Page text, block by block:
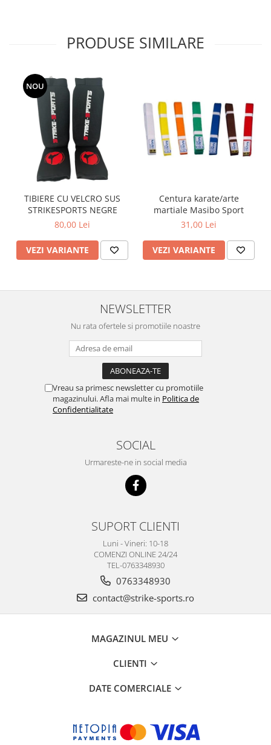
PRODUSE SIMILARE
NOU
TIBIERE CU VELCRO SUS
STRIKESPORTS NEGRE
80,00 Lei
VEZI VARIANTE
Centura karate/arte
martiale Masibo Sport
31,00 Lei
VEZI VARIANTE
NEWSLETTER
Nu rata ofertele si promotiile noastre
Vreau sa primesc newsletter cu promotiile
magazinului. Afla mai multe in Politica de
Confidentialitate
SOCIAL
Urmareste-ne in social media
SUPORT CLIENTI
Luni - Vineri: 10-18
COMENZI ONLINE 24/24
TEL-0763348930
0763348930
contact@strike-sports.ro
MAGAZINUL MEU
CLIENTI
DATE COMERCIALE